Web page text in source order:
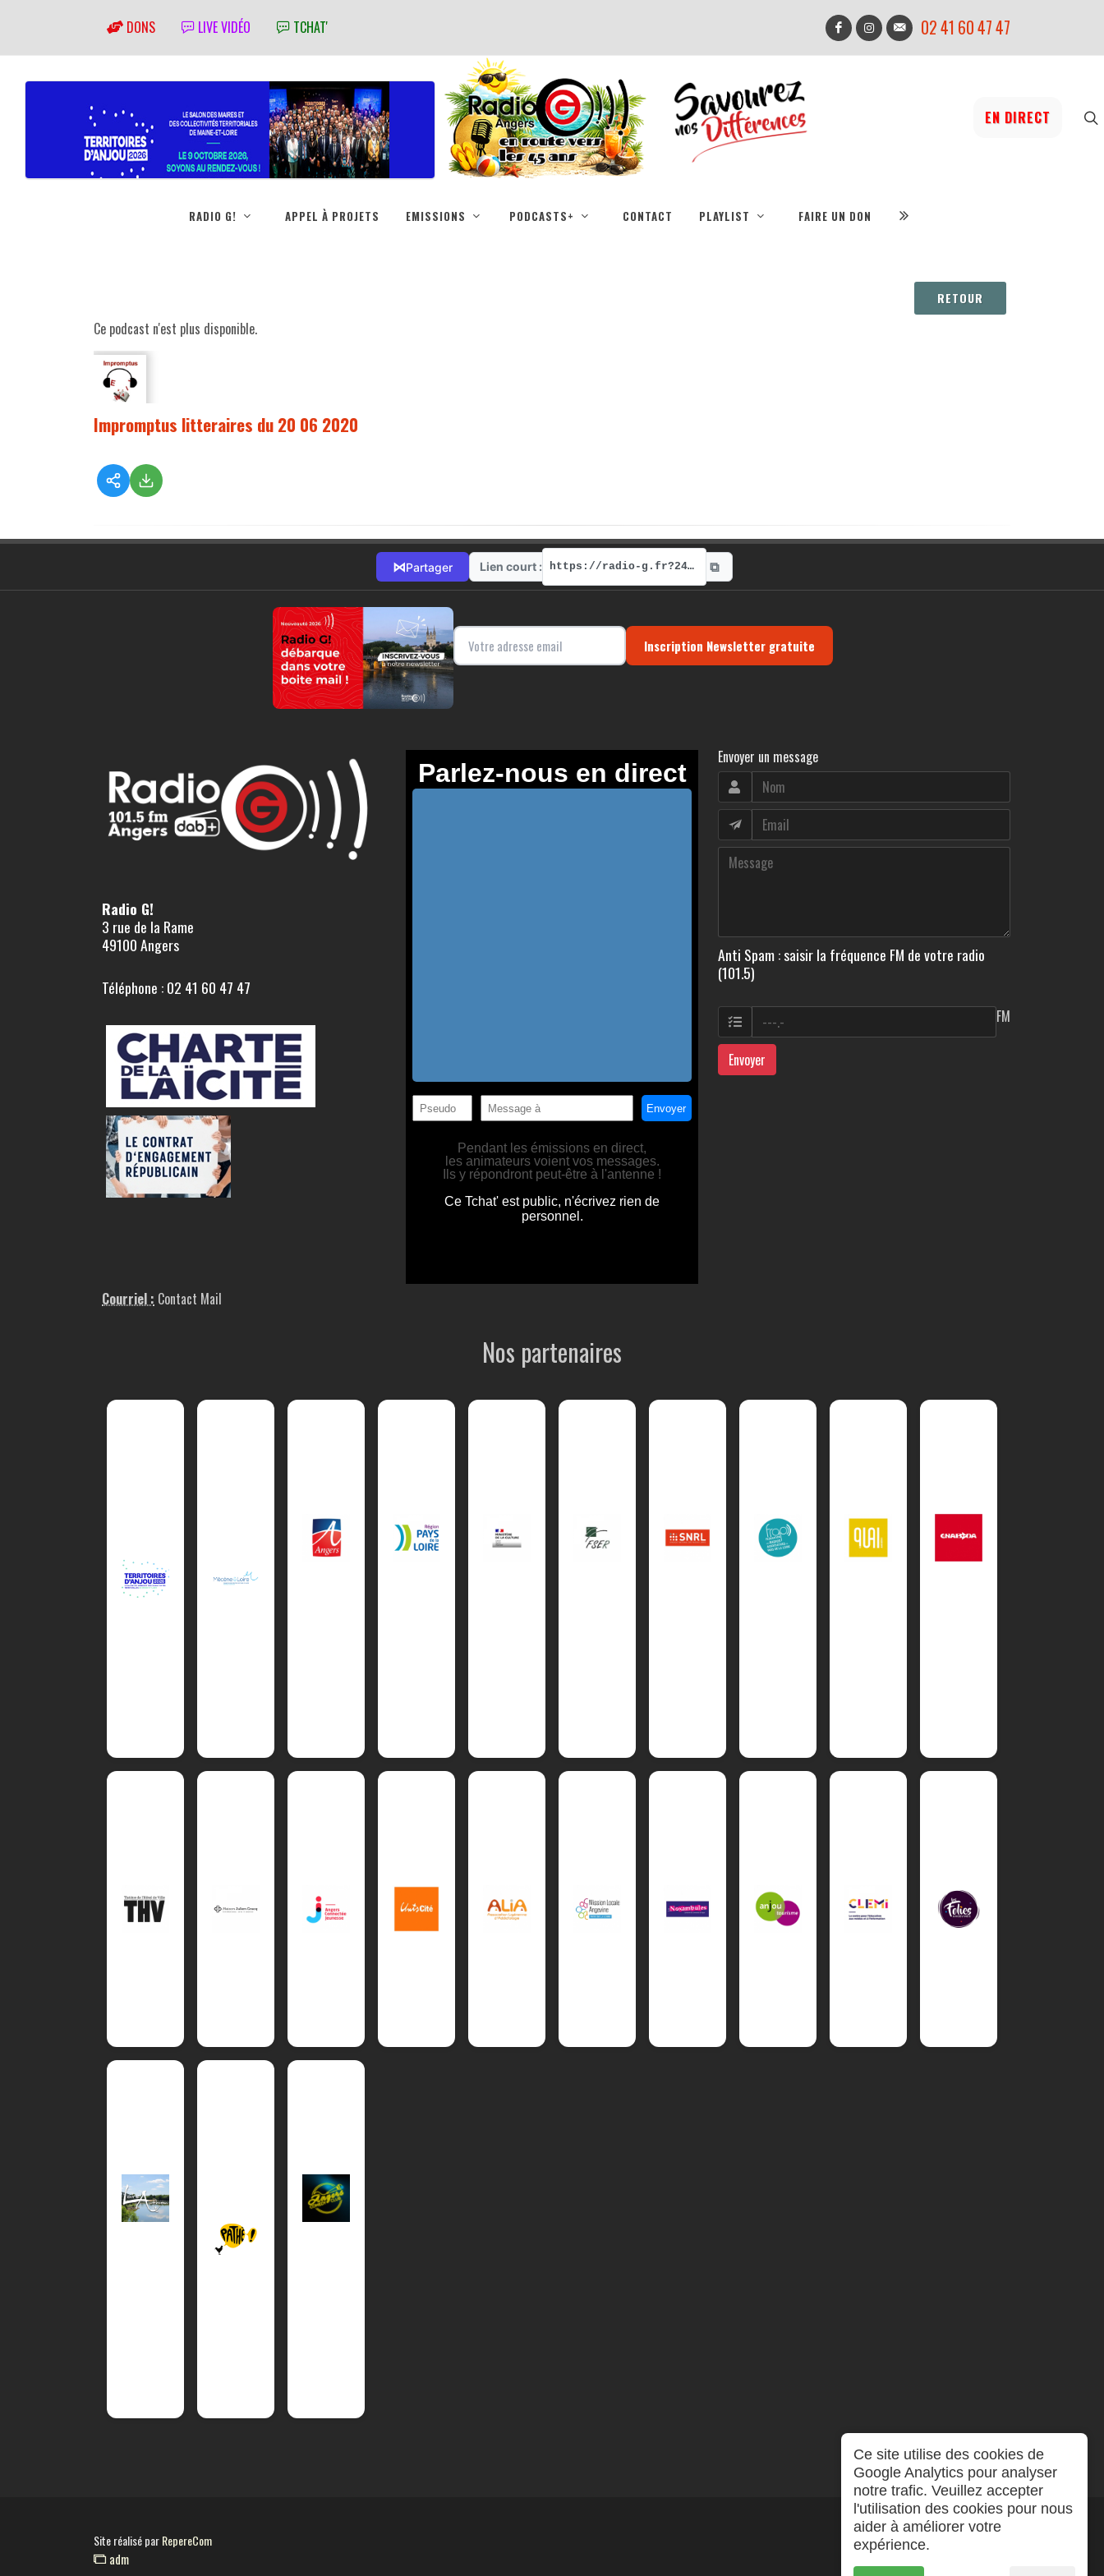
DONS LIVE VIDÉO TCHAT' 02 41 60 47 47
EN DIRECT
RADIO G! APPEL À PROJETS EMISSIONS PODCASTS+ CONTACT PLAYLIST FAIRE UN DON
RETOUR
Ce podcast n'est plus disponible.
Impromptus litteraires du 20 06 2020
⋈Partager Lien court : https://radio-g.fr?2412 ⧉
Inscription Newsletter gratuite
Radio G!
3 rue de la Rame
49100 Angers
Téléphone : 02 41 60 47 47
Courriel : Contact Mail
Envoyer un message
Anti Spam : saisir la fréquence FM de votre radio
(101.5)
FM
Envoyer
Nos partenaires
Site réalisé parRepereCom
adm
Ce site utilise des cookies de
Google Analytics pour analyser
notre trafic. Veuillez accepter
l'utilisation des cookies pour nous
aider à améliorer votre
expérience.